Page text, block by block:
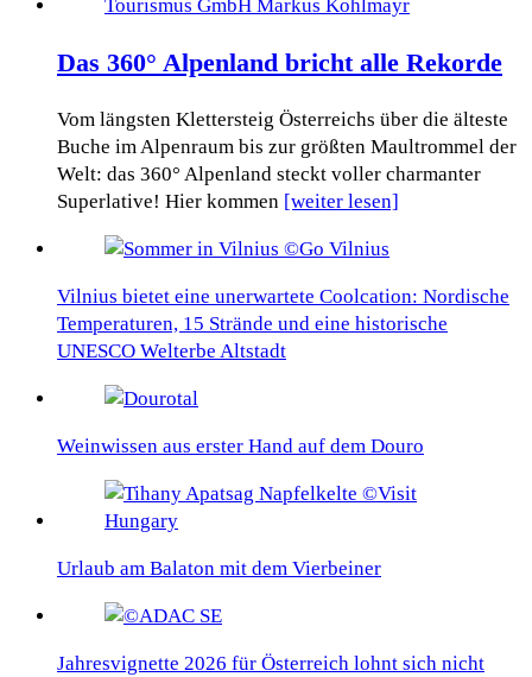
Das 360° Alpenland bricht alle Rekorde
Vom längsten Klettersteig Österreichs über die älteste
Buche im Alpenraum bis zur größten Maultrommel der
Welt: das 360° Alpenland steckt voller charmanter
Superlative! Hier kommen [weiter lesen]
Vilnius bietet eine unerwartete Coolcation: Nordische
Temperaturen, 15 Strände und eine historische
UNESCO Welterbe Altstadt
Weinwissen aus erster Hand auf dem Douro
Urlaub am Balaton mit dem Vierbeiner
Jahresvignette 2026 für Österreich lohnt sich nicht